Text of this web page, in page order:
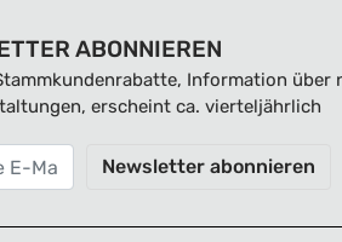
ABONNIEREN
Information über
erscheint ca. vierteljährlich
Newsletter abonnieren